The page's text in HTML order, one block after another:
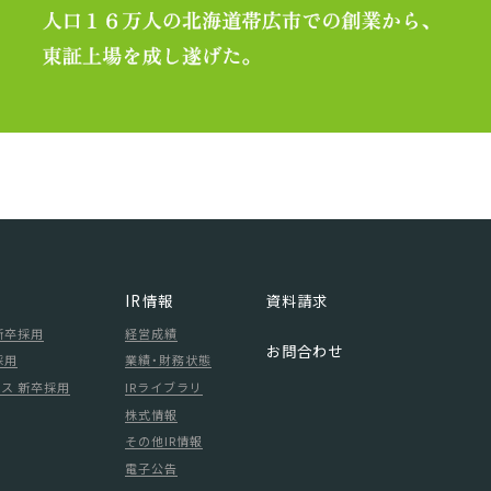
採用
新卒採用
IR情報
経営成績
業績・財務状態
IRライブラリ
株式情報
その他IR情報
電子公告
資料請求
お問合わせ